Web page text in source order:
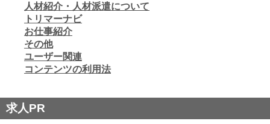
人材紹介・人材派遣について
トリマーナビ
お仕事紹介
その他
ユーザー関連
コンテンツの利用法
求人PR